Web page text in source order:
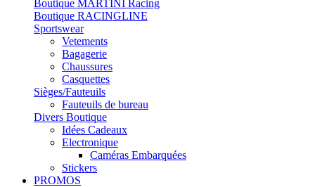
Boutique MARTINI Racing
Boutique RACINGLINE
Sportswear
Vetements
Bagagerie
Chaussures
Casquettes
Sièges/Fauteuils
Fauteuils de bureau
Divers Boutique
Idées Cadeaux
Electronique
Caméras Embarquées
Stickers
PROMOS